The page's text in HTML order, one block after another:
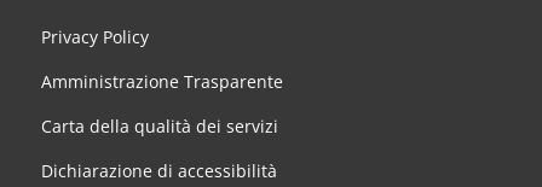
Privacy Policy
Amministrazione Trasparente
Carta della qualità dei servizi
Dichiarazione di accessibilità